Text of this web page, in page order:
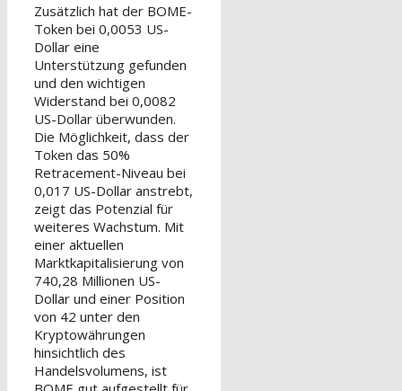
Zusätzlich hat der BOME-
Token bei 0,0053 US-
Dollar eine
Unterstützung gefunden
und den wichtigen
Widerstand bei 0,0082
US-Dollar überwunden.
Die Möglichkeit, dass der
Token das 50%
Retracement-Niveau bei
0,017 US-Dollar anstrebt,
zeigt das Potenzial für
weiteres Wachstum. Mit
einer aktuellen
Marktkapitalisierung von
740,28 Millionen US-
Dollar und einer Position
von 42 unter den
Kryptowährungen
hinsichtlich des
Handelsvolumens, ist